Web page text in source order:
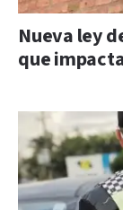
Nueva ley
que